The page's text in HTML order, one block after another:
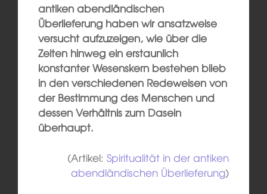
antiken abendländischen
Überlieferung haben wir ansatzweise
versucht aufzuzeigen, wie über die
Zeiten hinweg ein erstaunlich
konstanter Wesenskern bestehen blieb
in den verschiedenen Redeweisen von
der Bestimmung des Menschen und
dessen Verhältnis zum Dasein
überhaupt.
(Artikel:Spiritualität in der antiken
abendländischen Überlieferung)